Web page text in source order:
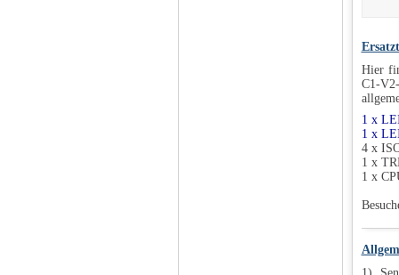
Hier
C1-
1 x
1 x
4 x
1 x
1 x
1)